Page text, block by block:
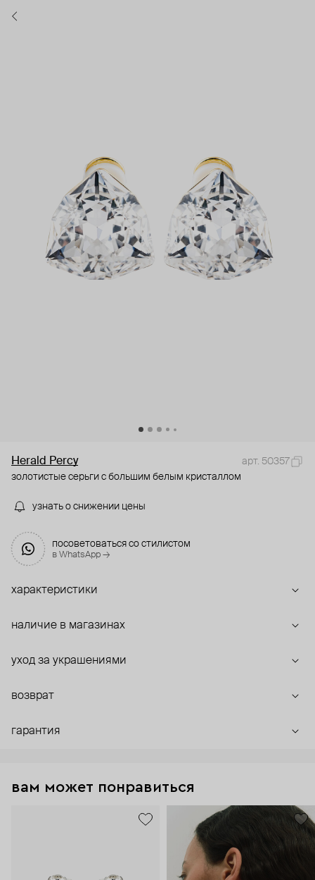
Herald Percy
арт. 50357
золотистые серьги с большим белым кристаллом
узнать о снижении цены
посоветоваться со стилистом
в WhatsApp →
характеристики
наличие в магазинах
уход за украшениями
возврат
гарантия
вам может понравиться